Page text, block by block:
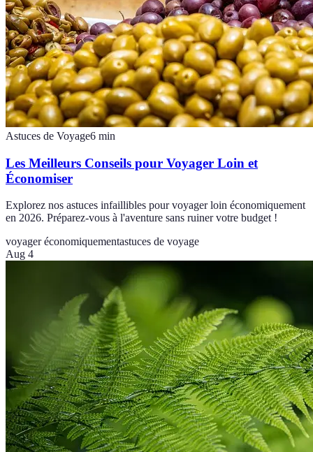
Astuces de Voyage6 min
Les Meilleurs Conseils pour Voyager Loin et
Économiser
Explorez nos astuces infaillibles pour voyager loin économiquement
en 2026. Préparez-vous à l'aventure sans ruiner votre budget !
voyager économiquementastuces de voyage
Aug 4